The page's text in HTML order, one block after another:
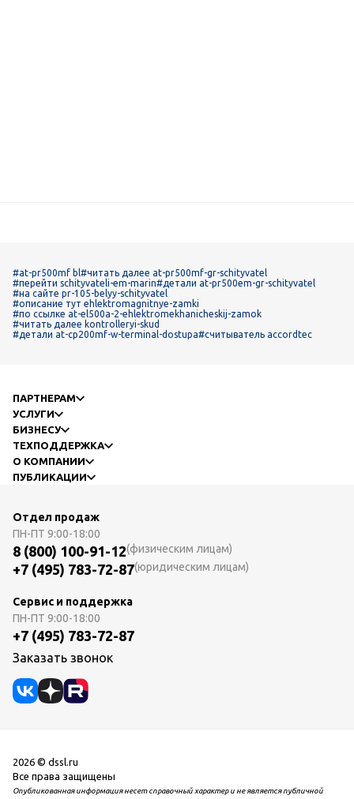
#at-pr500mf bl#читать далее at-pr500mf-gr-schityvatel
#перейти schityvateli-em-marin#детали at-pr500em-gr-schityvatel
#на сайте pr-105-belyy-schityvatel
#описание тут ehlektromagnitnye-zamki
#по ссылке at-el500a-2-ehlektromekhanicheskij-zamok
#читать далее kontrolleryi-skud
#детали at-cp200mf-w-terminal-dostupa#считыватель accordtec
ПАРТНЕРАМ
УСЛУГИ
БИЗНЕСУ
ТЕХПОДДЕРЖКА
О КОМПАНИИ
ПУБЛИКАЦИИ
Отдел продаж
ПН-ПТ 9:00-18:00
8 (800) 100-91-12(физическим лицам)
+7 (495) 783-72-87(юридическим лицам)
Сервис и поддержка
ПН-ПТ 9:00-18:00
+7 (495) 783-72-87
Заказать звонок
2026 © dssl.ru
Все права защищены
Опубликованная информация несет справочный характер и не является публичной